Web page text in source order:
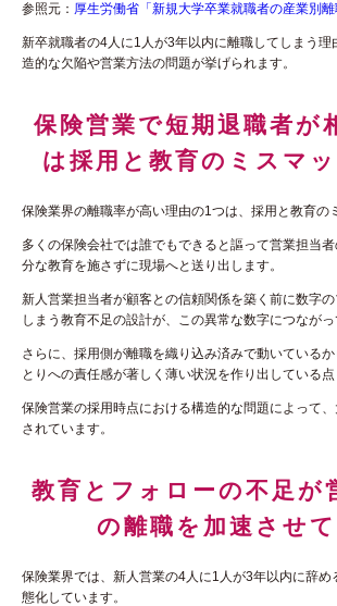
参照元： 厚生労働省「新規大学卒業就職者の産業別離
新卒就職者の4人に1人が3年以内に離職してしまう理
造的な欠陥や営業方法の問題が挙げられます。
保険営業で短期退職者が
は採用と教育のミスマ
保険業界の離職率が高い理由の1つは、採用と教育の
多くの保険会社では誰でもできると謳って営業担当
分な教育を施さずに現場へと送り出します。
新人営業担当者が顧客との信頼関係を築く前に数字
しまう教育不足の設計が、この異常な数字につながっ
さらに、採用側が離職を織り込み済みで動いている
とりへの責任感が著しく薄い状況を作り出している点
保険営業の採用時点における構造的な問題によって
されています。
教育とフォローの不足が
の離職を加速させ
保険業界では、新人営業の4人に1人が3年以内に辞め
態化しています。